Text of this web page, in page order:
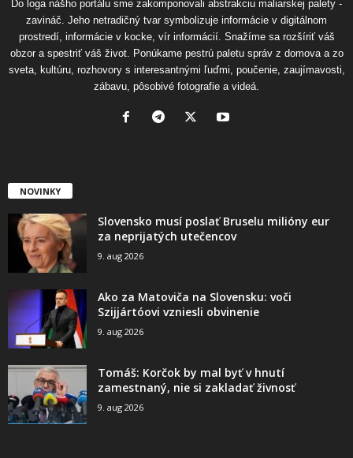
Do loga nášho portálu sme zakomponovali abstrakciu maliarskej palety -
zavináč. Jeho netradičný tvar symbolizuje informácie v digitálnom
prostredí, informácie v kocke, vír informácií. Snažíme sa rozšíriť váš
obzor a spestriť váš život. Ponúkame pestrú paletu správ z domova a zo
sveta, kultúru, rozhovory s interesantnými ľuďmi, poučenie, zaujímavosti,
zábavu, pôsobivé fotografie a videá.
NOVINKY
Slovensko musí poslať Bruselu milióny eur
za neprijatých utečencov
9. aug 2026
Ako za Matoviča na Slovensku: voči
Szijjártóovi vzniesli obvinenie
9. aug 2026
Tomáš: Korčok by mal byť v hnutí
zamestnaný, nie si zakladať živnosť
9. aug 2026